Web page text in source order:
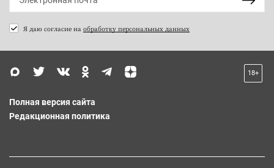
Я даю согласие на обработку персональных данных
18+
Полная версия сайта
Редакционная политика